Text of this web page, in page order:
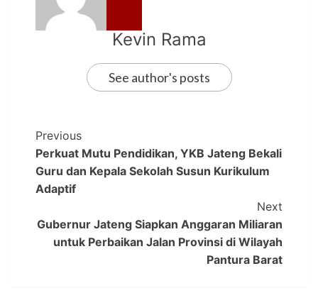
Kevin Rama
See author's posts
Previous
Perkuat Mutu Pendidikan, YKB Jateng Bekali
Guru dan Kepala Sekolah Susun Kurikulum
Adaptif
Next
Gubernur Jateng Siapkan Anggaran Miliaran
untuk Perbaikan Jalan Provinsi di Wilayah
Pantura Barat